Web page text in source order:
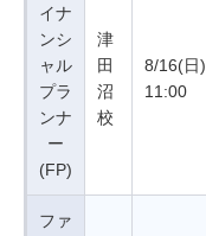
イナ
ンシ
ャル
プラ
ンナ
ー
(FP)
津
田
沼
校
8/16(日)
11:00
ファ